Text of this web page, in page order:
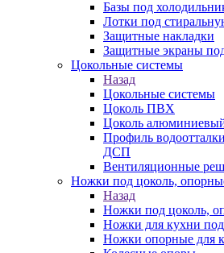
Базы под
Лотки под
Защитные накладки
Защитные экраны
Цокольные системы
Назад
Цокольные системы
Цоколь ПВХ
Цоколь
Профиль
ДСП
Вентиляционные
Ножки под цоколь,
Назад
Ножки под цоколь,
Ножки для кухни
Ножки опорные для